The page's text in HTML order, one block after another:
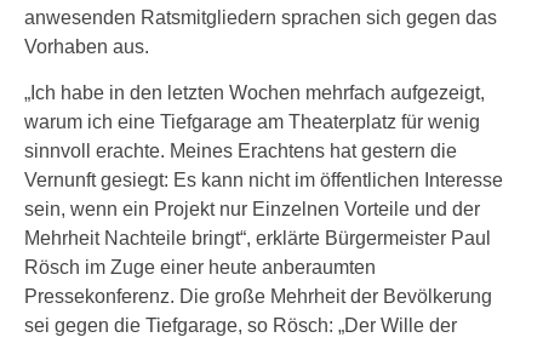
anwesenden Ratsmitgliedern sprachen sich gegen das
Vorhaben aus.
„Ich habe in den letzten Wochen mehrfach aufgezeigt,
warum ich eine Tiefgarage am Theaterplatz für wenig
sinnvoll erachte. Meines Erachtens hat gestern die
Vernunft gesiegt: Es kann nicht im öffentlichen Interesse
sein, wenn ein Projekt nur Einzelnen Vorteile und der
Mehrheit Nachteile bringt“, erklärte Bürgermeister Paul
Rösch im Zuge einer heute anberaumten
Pressekonferenz. Die große Mehrheit der Bevölkerung
sei gegen die Tiefgarage, so Rösch: „Der Wille der